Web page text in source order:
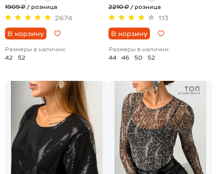
1909 ₽ / розница
2674
В корзину
Размеры в наличии:
42
52
2210 ₽ / розница
113
В корзину
Размеры в наличии:
44
46 50 52